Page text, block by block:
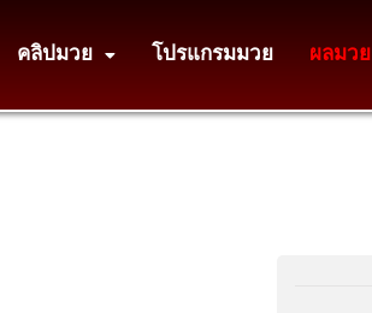
คลิปมวย โปรแกรมมวย ผลมวย